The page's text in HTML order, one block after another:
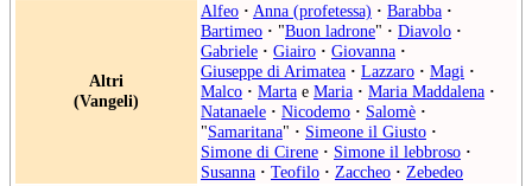
Altri
(Vangeli)
Alfeo · Anna (profetessa) · Barabba ·
Bartimeo · "Buon ladrone" · Diavolo ·
Gabriele · Giairo · Giovanna ·
Giuseppe di Arimatea · Lazzaro · Magi ·
Malco · Marta e Maria · Maria Maddalena ·
Natanaele · Nicodemo · Salomè ·
"Samaritana" · Simeone il Giusto ·
Simone di Cirene · Simone il lebbroso ·
Susanna · Teofilo · Zaccheo · Zebedeo